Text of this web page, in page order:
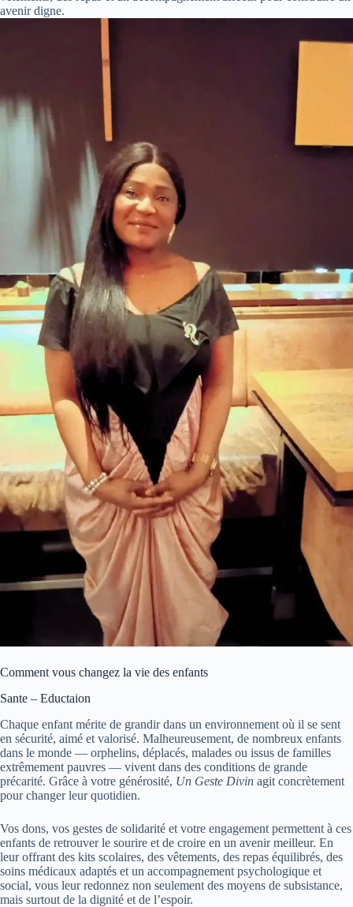
avenir digne.
Comment vous changez la vie des enfants
Sante – Eductaion
Chaque enfant mérite de grandir dans un environnement où il se sent
en sécurité, aimé et valorisé. Malheureusement, de nombreux enfants
dans le monde — orphelins, déplacés, malades ou issus de familles
extrêmement pauvres — vivent dans des conditions de grande
précarité. Grâce à votre générosité, Un Geste Divin agit concrètement
pour changer leur quotidien.
Vos dons, vos gestes de solidarité et votre engagement permettent à ces
enfants de retrouver le sourire et de croire en un avenir meilleur. En
leur offrant des kits scolaires, des vêtements, des repas équilibrés, des
soins médicaux adaptés et un accompagnement psychologique et
social, vous leur redonnez non seulement des moyens de subsistance,
mais surtout de la dignité et de l’espoir.